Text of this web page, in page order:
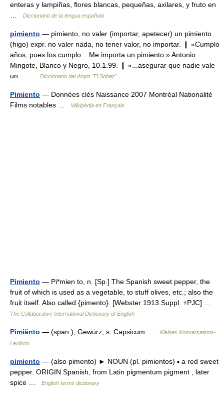
enteras y lampiñas, flores blancas, pequeñas, axilares, y fruto en
Diccionario de la lengua española
pimiento — pimiento, no valer (importar, apetecer) un pimiento
(higo) expr. no valer nada, no tener valor, no importar. ❙ «Cumplo
años, pues los cumplo... Me importa un pimiento.» Antonio
Mingote, Blanco y Negro, 10.1.99. ❙ «...asegurar que nadie vale
un… …
Diccionario del Argot "El Sohez"
Pimiento — Données clés Naissance 2007 Montréal Nationalité
Films notables …
Wikipédia en Français
Pimiento — Pi*mien to, n. [Sp.] The Spanish sweet pepper, the
fruit of which is used as a vegetable, to stuff olives, etc.; also the
fruit itself. Also called {pimento}. [Webster 1913 Suppl. +PJC] …
The Collaborative International Dictionary of English
Pimiënto — (span.), Gewürz, s. Capsicum …
Kleines Konversations-
Lexikon
pimiento — (also pimento) ► NOUN (pl. pimientos) ▪ a red sweet
pepper. ORIGIN Spanish, from Latin pigmentum pigment , later
spice …
English terms dictionary